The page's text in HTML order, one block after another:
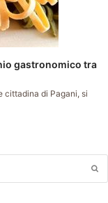
gastronomico tra
cittadina di Pagani, si